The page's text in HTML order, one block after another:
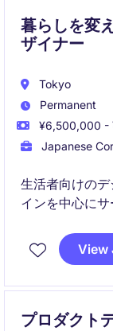
暮らしを変
ザイナー
Tokyo
Permanent
¥6,500,000 -
Japanese
生活者向けの
インを中心に
テムの推進に
上に貢献してい
View
プロダクト